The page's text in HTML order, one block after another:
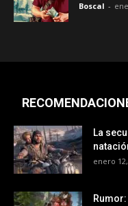
Boscal -
La
enero